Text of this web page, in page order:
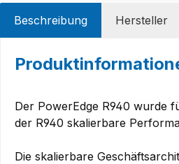
Beschreibung Hersteller
Der PowerEdge R940 wurde
der R940 skalierbare
Die skalierbare